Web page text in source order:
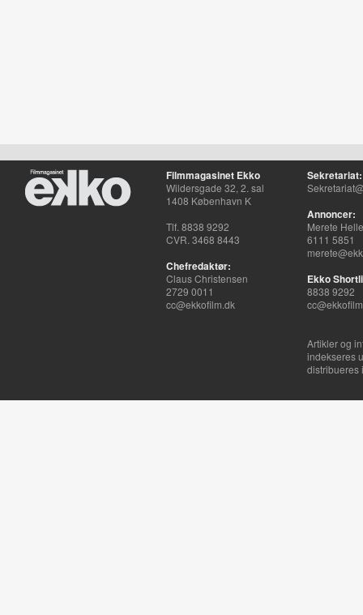
Filmmagasinet Ekko
Wildersgade 32, 2. sal
1408 København K
Tlf. 8838 9292
CVR. 3468 8443
Chefredaktør:
Claus Christensen
2729 0011
cc@ekkofilm.dk
Sekretariat:
Annoncer:
Merete
6111 5851
Ekko
8838 9292
Artikler og
indekseres
distribueres